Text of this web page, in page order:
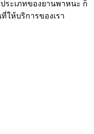
ระเภทของยานพาหนะ ก็
ให้บริการของเรา